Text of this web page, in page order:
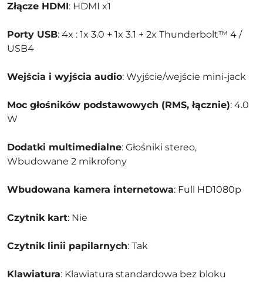
Złącze HDMI: HDMI x1
Porty USB: 4x : 1x 3.0 + 1x 3.1 + 2x Thunderbolt™ 4 /
USB4
Wejścia i wyjścia audio: Wyjście/wejście mini-jack
Moc głośników podstawowych (RMS, łącznie): 4.0
W
Dodatki multimedialne: Głośniki stereo,
Wbudowane 2 mikrofony
Wbudowana kamera internetowa: Full HD1080p
Czytnik kart: Nie
Czytnik linii papilarnych: Tak
Klawiatura: Klawiatura standardowa bez bloku